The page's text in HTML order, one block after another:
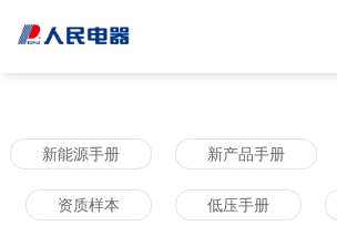
新能源手册 新产品手册
资质样本 低压手册